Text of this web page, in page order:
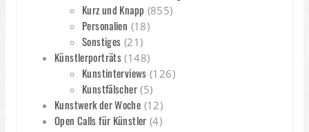
Kurz und Knapp (855)
Personalien (18)
Sonstiges (21)
Künstlerporträts (148)
Kunstinterviews (126)
Kunstfälscher(5)
Kunstwerk der Woche (12)
Open Calls für Künstler (4)